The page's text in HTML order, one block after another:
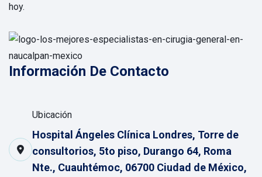
hoy.
Información De Contacto
Ubicación
Hospital Ángeles Clínica Londres, Torre de
consultorios, 5to piso, Durango 64, Roma
Nte., Cuauhtémoc, 06700 Ciudad de México,